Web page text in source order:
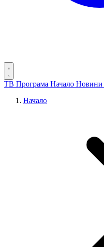
ТВ Програма Начало Новини
Начало